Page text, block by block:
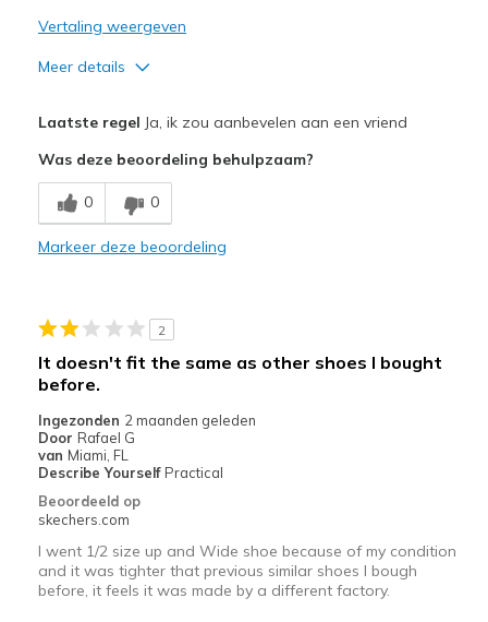
Vertaling weergeven
Meer details
Comfortable
Durable
Casual Wear
Width
Sizing
Feels true to size
View On Shoes
Laatste regel Ja, ik zou aanbevelen aan een vriend
Was deze beoordeling behulpzaam?
0 0
Markeer deze beoordeling
2
It doesn't fit the same as other shoes I bought
before.
Ingezonden 2 maanden geleden
Door Rafael G
van Miami, FL
Describe Yourself Practical
Beoordeeld op
skechers.com
I went 1/2 size up and Wide shoe because of my condition
and it was tighter that previous similar shoes I bough
before, it feels it was made by a different factory.